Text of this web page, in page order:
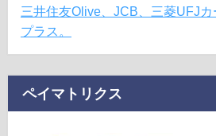
三井住友Olive、JCB、三菱UFJ
プラス。
ペイマトリクス